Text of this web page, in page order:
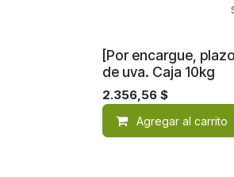
[Por encargue,
de uva. Caja 10kg
2.356,56 $
Agregar al carrito